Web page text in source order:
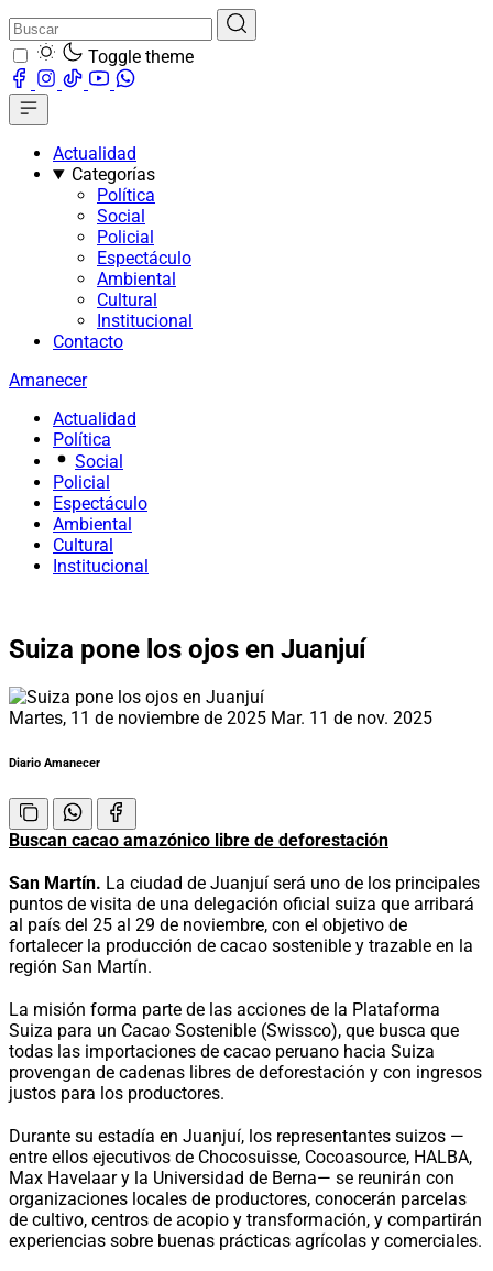
Toggle theme
Actualidad
Categorías
Política
Social
Policial
Espectáculo
Ambiental
Cultural
Institucional
Contacto
Amanecer
Actualidad
Política
Social
Policial
Espectáculo
Ambiental
Cultural
Institucional
Suiza pone los ojos en Juanjuí
Martes, 11 de noviembre de 2025 Mar. 11 de nov. 2025
Diario Amanecer
Buscan cacao amazónico libre de deforestación
San Martín. La ciudad de Juanjuí será uno de los principales
puntos de visita de una delegación oficial suiza que arribará
al país del 25 al 29 de noviembre, con el objetivo de
fortalecer la producción de cacao sostenible y trazable en la
región San Martín.
La misión forma parte de las acciones de la Plataforma
Suiza para un Cacao Sostenible (Swissco), que busca que
todas las importaciones de cacao peruano hacia Suiza
provengan de cadenas libres de deforestación y con ingresos
justos para los productores.
Durante su estadía en Juanjuí, los representantes suizos —
entre ellos ejecutivos de Chocosuisse, Cocoasource, HALBA,
Max Havelaar y la Universidad de Berna— se reunirán con
organizaciones locales de productores, conocerán parcelas
de cultivo, centros de acopio y transformación, y compartirán
experiencias sobre buenas prácticas agrícolas y comerciales.